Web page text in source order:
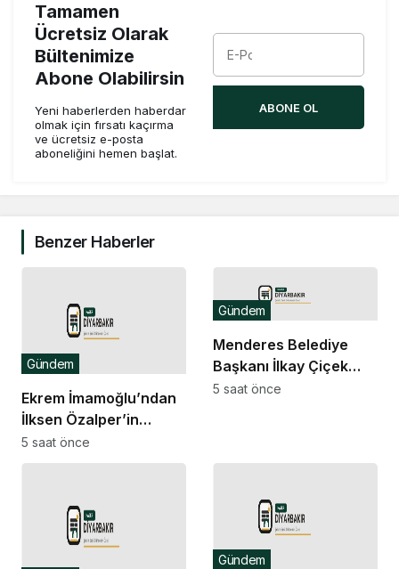
Tamamen
Ücretsiz Olarak
Bültenimize
Abone Olabilirsin
Yeni haberlerden haberdar
olmak için fırsatı kaçırma
ve ücretsiz e-posta
aboneliğini hemen başlat.
ABONE OL
Benzer Haberler
Ekrem İmamoğlu’ndan
İlksen Özalper’in
tutuklanmasına tepki:
Hesabınız bizimle.
Gündem
5 saat önce
Menderes Belediye
Başkanı İlkay Çiçek
görevden uzaklaştırıldı
Gündem
5 saat önce
Gündem